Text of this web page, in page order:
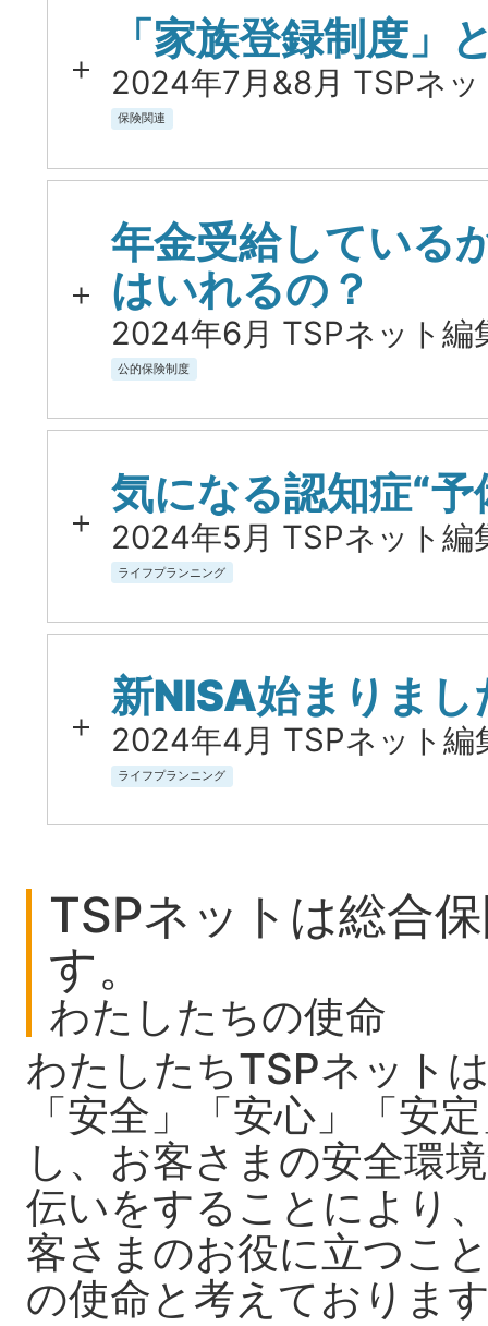
「家族登録制度」
2024年7月&8月 TSPネ
保険関連
年金受給している
はいれるの？
2024年6月 TSPネット編
公的保険制度
気になる認知症“予
2024年5月 TSPネット編
ライフプランニング
新NISA始まりま
2024年4月 TSPネット編
ライフプランニング
TSPネットは総合
す。
わたしたちの使命
わたしたちTSPネット
「安全」「安心」「安
し、お客さまの安全環
伝いをすることにより
客さまのお役に立つこ
の使命と考えておりま